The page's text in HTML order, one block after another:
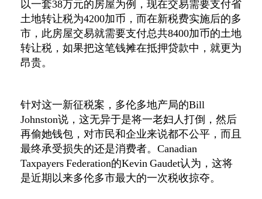
以一套38万元的房屋为例，现在交易需要支付省
土地转让税为4200加币，而在新税费实施后的多
市，此房屋交易就需要支付总共8400加币的土地
转让税，如果把这笔钱摊在抵押贷款中，就更为
昂贵。
针对这一新征税案，多伦多地产局的Bill
Johnston说，这无异于是将一老妇人打倒，然后
再偷她钱包，对市民和企业来说都不公平，而且
最终承受损失的还是消费者。 Canadian
Taxpayers Federation的Kevin Gaudet认为，这将
是近期以来多伦多市最大的一次税收掠夺。